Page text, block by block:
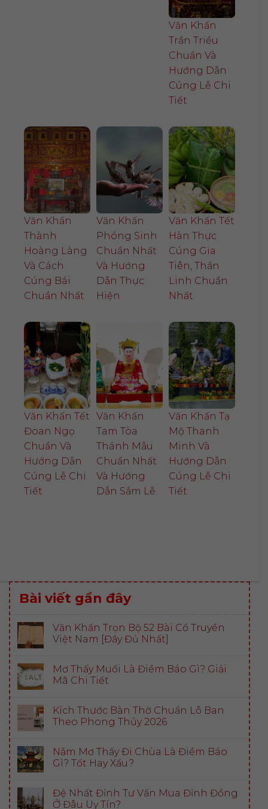
Văn Khấn
Trần Triều
Chuẩn Và
Hướng Dẫn
Cúng Lễ Chi
Tiết
Văn Khấn
Thành
Hoàng Làng
Và Cách
Cúng Bái
Chuẩn Nhất
Văn Khấn
Phóng Sinh
Chuẩn Nhất
Và Hướng
Dẫn Thực
Hiện
Văn Khấn Tết
Hàn Thực
Cúng Gia
Tiên, Thần
Linh Chuẩn
Nhất
Văn Khấn Tết
Đoan Ngọ
Chuẩn Và
Hướng Dẫn
Cúng Lễ Chi
Tiết
Văn Khấn
Tam Tòa
Thánh Mẫu
Chuẩn Nhất
Và Hướng
Dẫn Sắm Lễ
Văn Khấn Tạ
Mộ Thanh
Minh Và
Hướng Dẫn
Cúng Lễ Chi
Tiết
Bài viết gần đây
Văn Khấn Trọn Bộ 52 Bài Cổ Truyền
Việt Nam [Đầy Đủ Nhất]
Mơ Thấy Muối Là Điềm Báo Gì? Giải
Mã Chi Tiết
Kích Thước Bàn Thờ Chuẩn Lỗ Ban
Theo Phong Thủy 2026
Nằm Mơ Thấy Đi Chùa Là Điềm Báo
Gì? Tốt Hay Xấu?
Đệ Nhất Đỉnh Tư Vấn Mua Đỉnh Đồng
Ở Đâu Uy Tín?